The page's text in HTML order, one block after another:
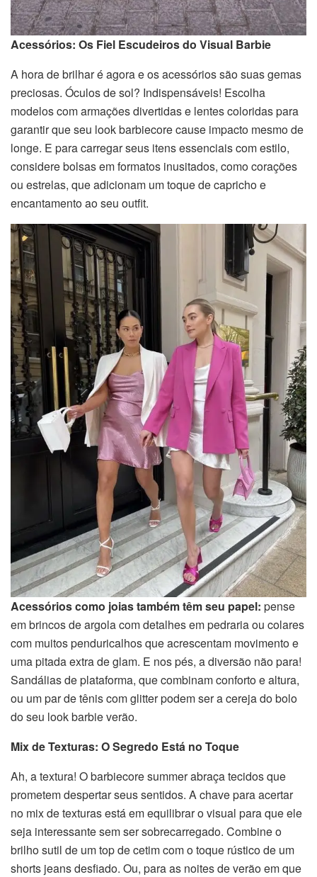
Acessórios: Os Fiel Escudeiros do Visual Barbie
A hora de brilhar é agora e os acessórios são suas gemas
preciosas. Óculos de sol? Indispensáveis! Escolha
modelos com armações divertidas e lentes coloridas para
garantir que seu look barbiecore cause impacto mesmo de
longe. E para carregar seus itens essenciais com estilo,
considere bolsas em formatos inusitados, como corações
ou estrelas, que adicionam um toque de capricho e
encantamento ao seu outfit.
Acessórios como joias também têm seu papel: pense
em brincos de argola com detalhes em pedraria ou colares
com muitos penduricalhos que acrescentam movimento e
uma pitada extra de glam. E nos pés, a diversão não para!
Sandálias de plataforma, que combinam conforto e altura,
ou um par de tênis com glitter podem ser a cereja do bolo
do seu look barbie verão.
Mix de Texturas: O Segredo Está no Toque
Ah, a textura! O barbiecore summer abraça tecidos que
prometem despertar seus sentidos. A chave para acertar
no mix de texturas está em equilibrar o visual para que ele
seja interessante sem ser sobrecarregado. Combine o
brilho sutil de um top de cetim com o toque rústico de um
shorts jeans desfiado. Ou, para as noites de verão em que